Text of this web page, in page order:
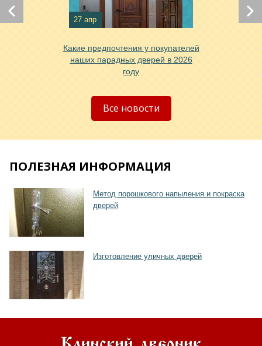
Хочу такую
Хочу такую
27 апр
Какие предпочтения у покупателей
наших парадных дверей в 2026
году
Все новости
ПОЛЕЗНАЯ ИНФОРМАЦИЯ
Метод порошкового напыления и покраска
дверей
Изготовление уличных дверей